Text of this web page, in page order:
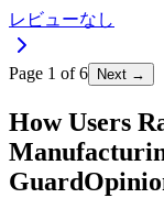
レビューなし
Page 1 of6 Next →
How Users